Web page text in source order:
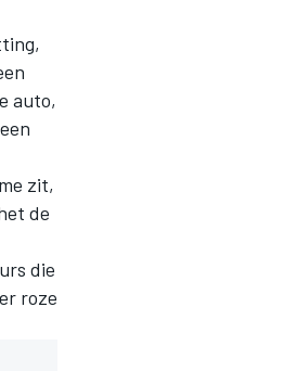
auto,
zit,
de
die
roze